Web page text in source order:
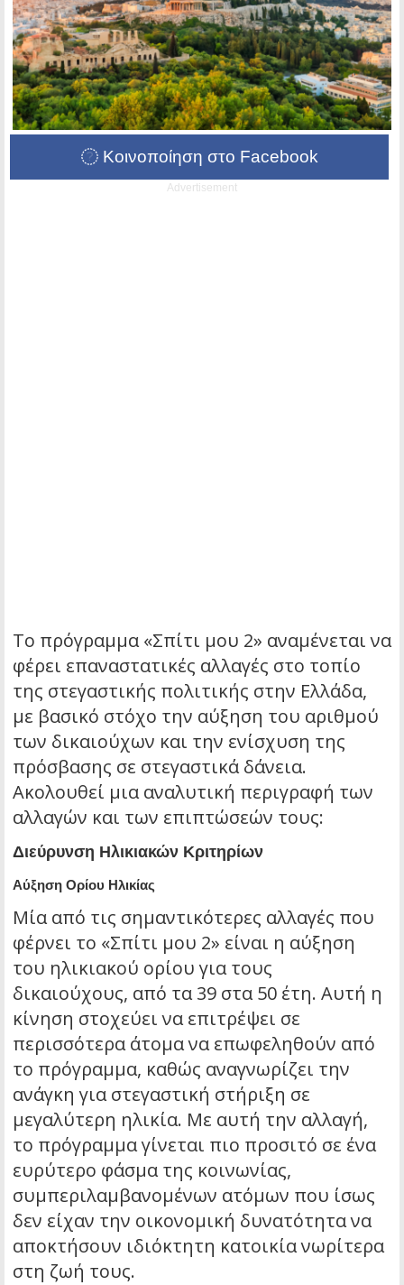
Κοινοποίηση στο Facebook
Advertisement
Το πρόγραμμα «Σπίτι μου 2» αναμένεται να
φέρει επαναστατικές αλλαγές στο τοπίο
της στεγαστικής πολιτικής στην Ελλάδα,
με βασικό στόχο την αύξηση του αριθμού
των δικαιούχων και την ενίσχυση της
πρόσβασης σε στεγαστικά δάνεια.
Ακολουθεί μια αναλυτική περιγραφή των
αλλαγών και των επιπτώσεών τους:
Διεύρυνση Ηλικιακών Κριτηρίων
Αύξηση Ορίου Ηλικίας
Μία από τις σημαντικότερες αλλαγές που
φέρνει το «Σπίτι μου 2» είναι η αύξηση
του ηλικιακού ορίου για τους
δικαιούχους, από τα 39 στα 50 έτη. Αυτή η
κίνηση στοχεύει να επιτρέψει σε
περισσότερα άτομα να επωφεληθούν από
το πρόγραμμα, καθώς αναγνωρίζει την
ανάγκη για στεγαστική στήριξη σε
μεγαλύτερη ηλικία. Με αυτή την αλλαγή,
το πρόγραμμα γίνεται πιο προσιτό σε ένα
ευρύτερο φάσμα της κοινωνίας,
συμπεριλαμβανομένων ατόμων που ίσως
δεν είχαν την οικονομική δυνατότητα να
αποκτήσουν ιδιόκτητη κατοικία νωρίτερα
στη ζωή τους.